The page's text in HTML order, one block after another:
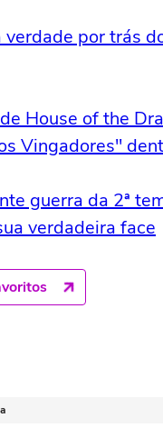
por trás
House of the
Vingadores"
guerra da 2ª
verdadeira face